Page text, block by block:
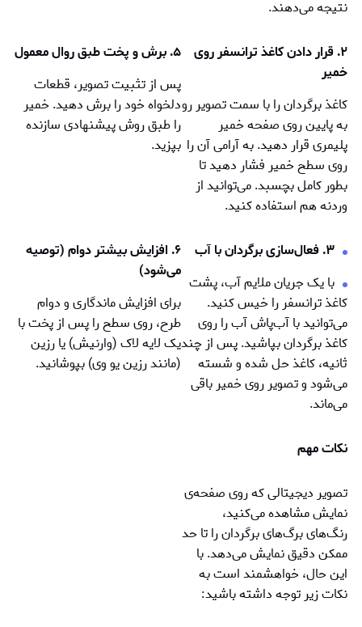
نتیجه می‌دهند.
۲. قرار دادن کاغذ ترانسفر روی
خمیر
کاغذ برگردان را با سمت تصویر رو
به پایین روی صفحه خمير
پلیمری قرار دهید. به آرامی آن را
روی سطح خمير فشار دهید تا
بطور کامل بچسبد. می‌توانید از
وردنه هم استفاده کنید.
۵. برش و پخت طبق روال معمول
پس از تثبيت تصوير، قطعات
دلخواه خود را برش دهید. خمير
را طبق روش پیشنهادی سازنده
بپزید.
۳. فعال‌سازی برگردان با آب
با یک جریان ملایم آب، پشت
کاغذ ترانسفر را خیس کنید.
می‌توانید با آب‌پاش آب را روی
کاغذ برگردان بپاشید. پس از چند
ثانیه، کاغذ حل شده و شسته
می‌شود و تصویر روی خمیر باقی
می‌ماند.
۶. افزایش بيشتر دوام (توصيه
می‌شود)
برای افزایش ماندگاری و دوام
طرح، روی سطح را پس از پخت با
یک لایه لاک (وارنیش) یا رزین
(مانند رزین یو وی) بپوشانید.
نکات مهم
تصویر دیجیتالی که روی صفحه‌ی
نمایش مشاهده می‌کنید،
رنگ‌های برگ‌های برگردان را تا حد
ممکن دقیق نمایش می‌دهد. با
این حال، خواهشمند است به
نکات زیر توجه داشته باشید: